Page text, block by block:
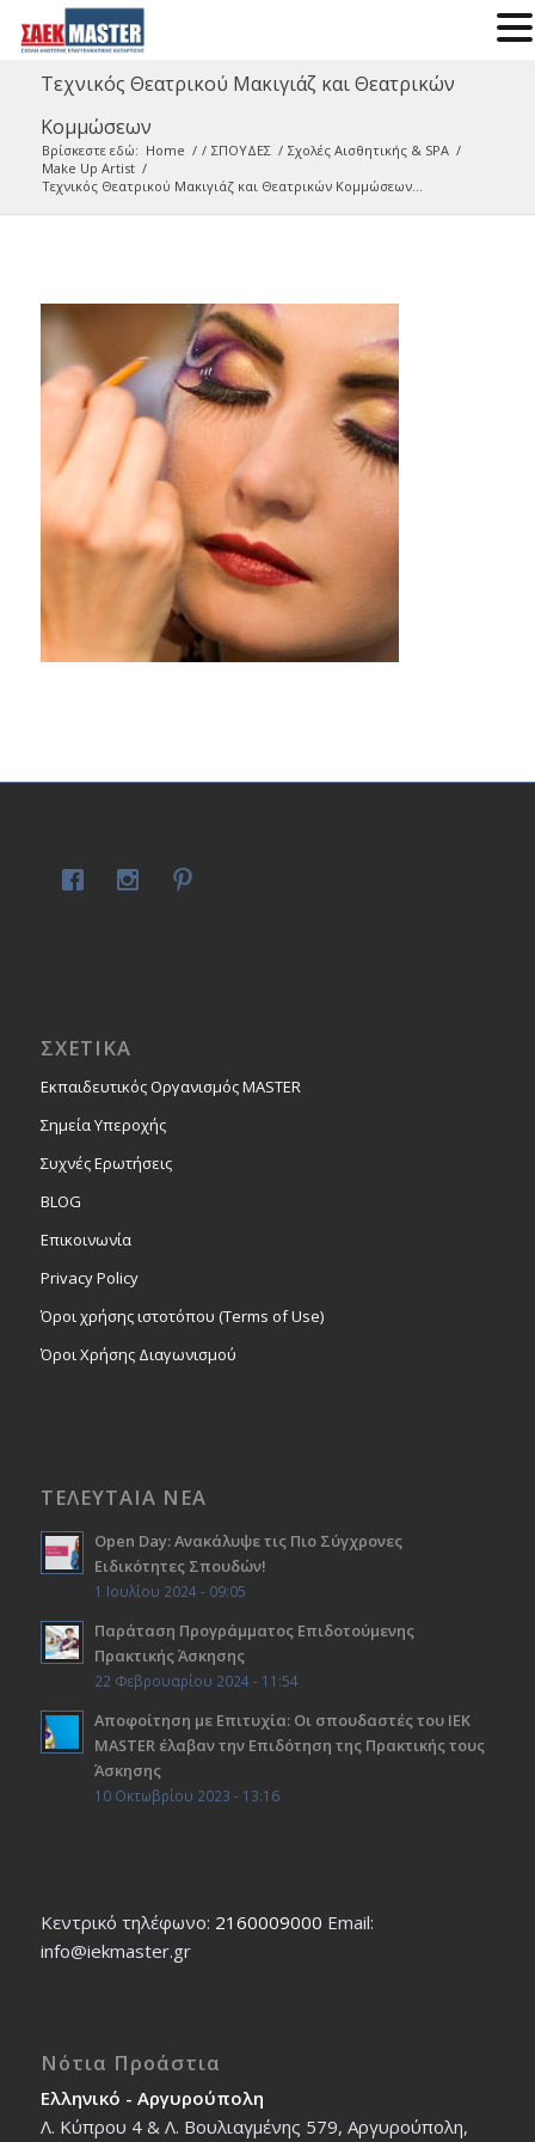
Τεχνικός Θεατρικού Μακιγιάζ και Θεατρικών
Κομμώσεων
Βρίσκεστε εδώ: Home / / ΣΠΟΥΔΕΣ / Σχολές Αισθητικής & SPA /
Make Up Artist /
Τεχνικός Θεατρικού Μακιγιάζ και Θεατρικών Κομμώσεων...
ΣΧΕΤΙΚΑ
Εκπαιδευτικός Οργανισμός MASTER
Σημεία Υπεροχής
Συχνές Ερωτήσεις
BLOG
Επικοινωνία
Privacy Policy
Όροι χρήσης ιστοτόπου (Terms of Use)
Όροι Χρήσης Διαγωνισμού
ΤΕΛΕΥΤΑΙΑ ΝΕΑ
Open Day: Ανακάλυψε τις Πιο Σύγχρονες
Ειδικότητες Σπουδών!
1 Ιουλίου 2024 - 09:05
Παράταση Προγράμματος Επιδοτούμενης
Πρακτικής Άσκησης
22 Φεβρουαρίου 2024 - 11:54
Αποφοίτηση με Επιτυχία: Οι σπουδαστές του ΙΕΚ
ΜΑSTER έλαβαν την Επιδότηση της Πρακτικής τους
Άσκησης
10 Οκτωβρίου 2023 - 13:16
Κεντρικό τηλέφωνο: 2160009000 Εmail:
info@iekmaster.gr
Νότια Προάστια
Ελληνικό - Αργυρούπολη
Λ. Κύπρου 4 & Λ. Βουλιαγμένης 579, Αργυρούπολη,